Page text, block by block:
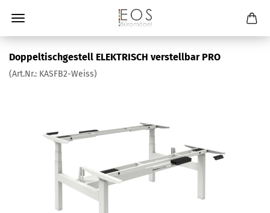
Doppeltischgestell ELEKTRISCH verstellbar PRO
(Art.Nr.: KASFB2-Weiss)